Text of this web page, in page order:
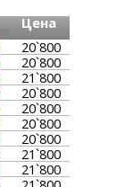
Цена
20`800
20`800
21`800
20`800
20`800
20`800
20`800
21`800
21`800